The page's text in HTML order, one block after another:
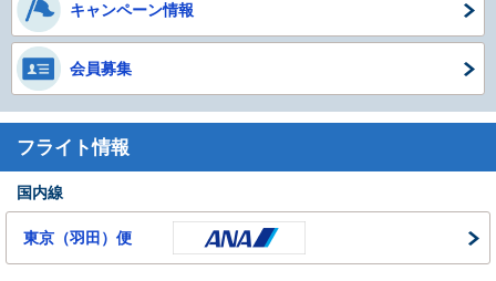
キャンペーン情報
会員募集
フライト情報
国内線
東京（羽田）便